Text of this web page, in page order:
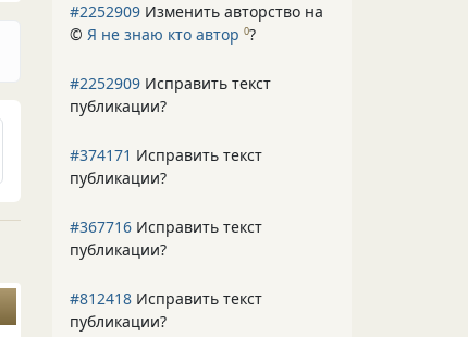
#2252909 Изменить авторство на
© Я не знаю кто автор 0?
#2252909 Исправить текст
публикации?
#374171 Исправить текст
публикации?
#367716 Исправить текст
публикации?
#812418 Исправить текст
публикации?